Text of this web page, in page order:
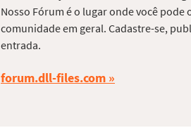
Nosso Fórum é o lugar onde você
comunidade em geral. Cadastre-se,
entrada.
forum.dll-files.com